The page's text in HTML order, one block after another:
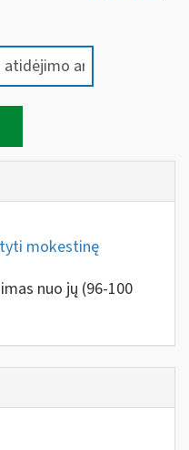
mokestinę
nuo jų (96-100